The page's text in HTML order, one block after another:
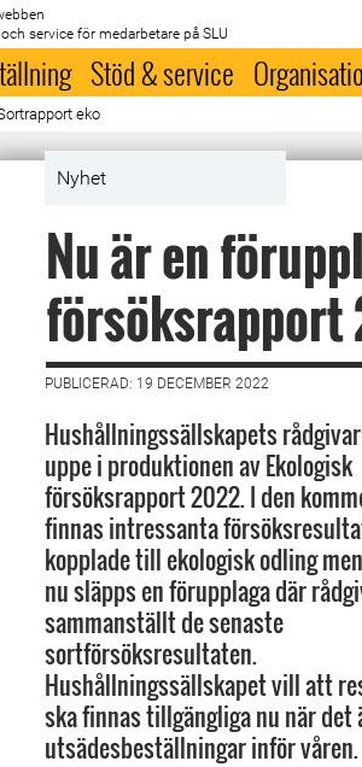
service för medarbetare på SLU
Stöd & service
eko
Nyhet
Nu är en
försöksrapport
PUBLICERAD: 19 DECEMBER 2022
Hushållningssällskapets
uppe i produktionen av Ekologisk
försöksrapport 2022. I den
finnas intressanta
kopplade till ekologisk odling
nu släpps en förupplaga där
sammanställt de senaste
sortförsöksresultaten.
Hushållningssällskapet vill att
ska finnas tillgängliga nu när det
utsädesbeställningar inför våren.